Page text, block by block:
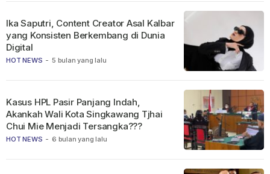
HOT NEWS - 5 bulan yang lalu
Ika Saputri, Content Creator Asal Kalbar
yang Konsisten Berkembang di Dunia
Digital
HOT NEWS - 6 bulan yang lalu
Kasus HPL Pasir Panjang Indah,
Akankah Wali Kota Singkawang Tjhai
Chui Mie Menjadi Tersangka???